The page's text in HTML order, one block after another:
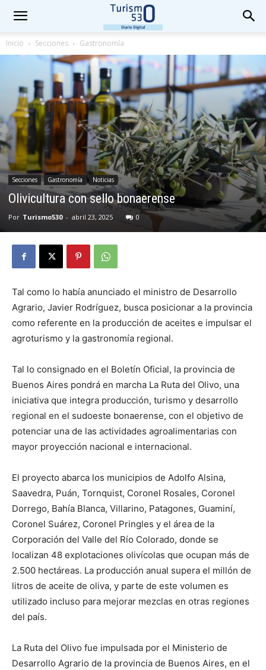
Inicio Secciones Gastronomía
Secciones Gastronomía Noticias
Olivicultura con sello bonaerense
Por Turismo530 - abril 23, 2025 0
Tal como lo había anunciado el ministro de Desarrollo
Agrario, Javier Rodríguez, busca posicionar a la provincia
como referente en la producción de aceites e impulsar el
agroturismo y la gastronomía regional.
Tal lo consignado en el Boletín Oficial, la provincia de
Buenos Aires pondrá en marcha La Ruta del Olivo, una
iniciativa que integra producción, turismo y desarrollo
regional en el sudoeste bonaerense, con el objetivo de
potenciar una de las actividades agroalimentarias con
mayor proyección nacional e internacional.
El proyecto abarca los municipios de Adolfo Alsina,
Saavedra, Puán, Tornquist, Coronel Rosales, Coronel
Dorrego, Bahía Blanca, Villarino, Patagones, Guaminí,
Coronel Suárez, Coronel Pringles y el área de la
Corporación del Valle del Río Colorado, donde se
localizan 48 explotaciones olivícolas que ocupan más de
2.500 hectáreas. La producción anual supera el millón de
litros de aceite de oliva, y parte de este volumen es
utilizado incluso para mejorar mezclas en otras regiones
del país.
La Ruta del Olivo fue impulsada por el Ministerio de
Desarrollo Agrario de la provincia de Buenos Aires, en el